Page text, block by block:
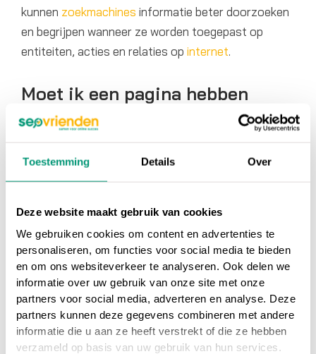
Toestemming Details Over
Deze website maakt gebruik van cookies
We gebruiken cookies om content en advertenties te
personaliseren, om functies voor social media te bieden
en om ons websiteverkeer te analyseren. Ook delen we
informatie over uw gebruik van onze site met onze
partners voor social media, adverteren en analyse. Deze
partners kunnen deze gegevens combineren met andere
informatie die u aan ze heeft verstrekt of die ze hebben
verzameld op basis van uw gebruik van hun services.
kunnen zoekmachines informatie beter doorzoeken
en begrijpen wanneer ze worden toegepast op
entiteiten, acties en relaties op internet.
Moet ik een pagina hebben
waarop gebruikers mijn
afbeeldingen rechtstreeks 6.
kunnen licentiëren?
Als je gegevens gebruikt om een ​​licentie voor een
eigenschap opnemen om ervoor te zorgen dat jouw
afbeelding wordt weergegeven met de Licentie-
badge. Hoewel het niet verplicht is, raadt Google je
aan ook de eigenschap acquire License Page toe te
voegen. Dit heeft de vorm van eenURL naar een
pagina waar de gebruiker informatie kan vinden over
hoe hij die afbeelding kan licentiëren. Hier is een